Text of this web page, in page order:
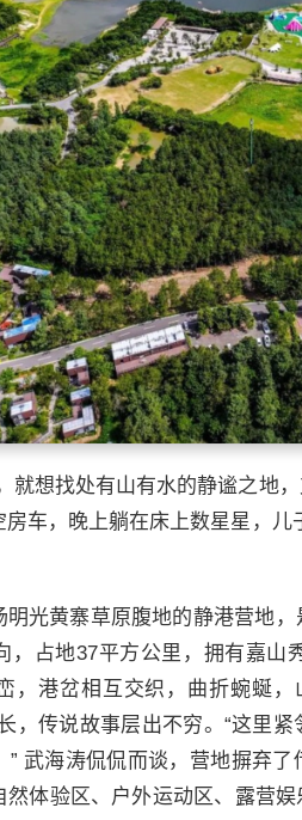
就想找处有山有水的静谧之地
车，晚上躺在床上数星星，
光黄寨草原腹地的静港营地
，占地37平方公里，拥有嘉山
，港岔相互交织，曲折蜿蜒
，传说故事层出不穷。“这里
” 武海涛侃侃而谈，营地摒弃
然体验区、户外运动区、露营